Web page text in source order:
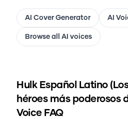
AI Cover Generator AI
Browse all AI voices
Hulk Español Latino
héroes más poderosos
Voice FAQ